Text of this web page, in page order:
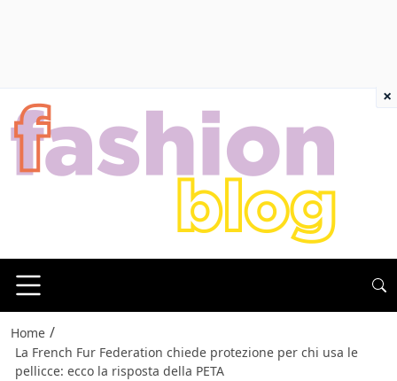
Home /
La French Fur Federation chiede protezione per chi usa le
pellicce: ecco la risposta della PETA
×